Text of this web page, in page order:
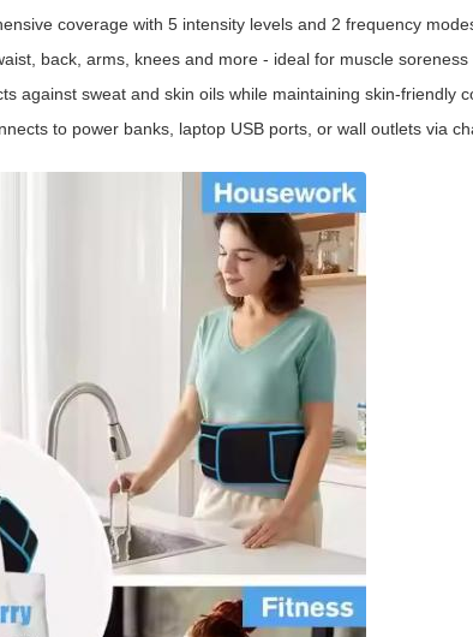
coverage with 5 intensity levels and 2 frequency
back, arms, knees and more - ideal for muscle soreness
against sweat and skin oils while maintaining skin-friendly
to power banks, laptop USB ports, or wall outlets via